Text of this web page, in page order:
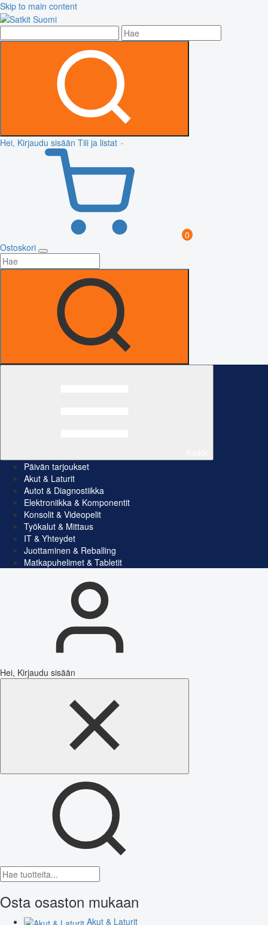
Skip to main content
Hei, Kirjaudu sisään Tili ja listat
0
Ostoskori
Päivän tarjoukset
Akut & Laturit
Autot & Diagnostiikka
Elektroniikka & Komponentit
Konsolit & Videopelit
Työkalut & Mittaus
IT & Yhteydet
Juottaminen & Reballing
Matkapuhelimet & Tabletit
Hei, Kirjaudu sisään
Osta osaston mukaan
Akut & Laturit